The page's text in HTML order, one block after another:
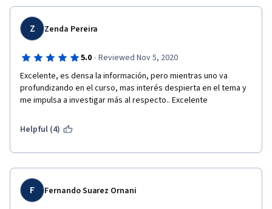
Z Zenda Pereira
5.0 · Reviewed Nov 5, 2020
Excelente, es densa la información, pero mientras uno va
profundizando en el curso, mas interés despierta en el tema y
me impulsa a investigar más al respecto.. Excelente
Helpful (4)
F Fernando Suarez Ornani